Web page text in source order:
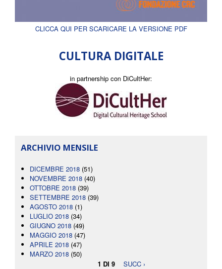
CLICCA QUI PER SCARICARE LA VERSIONE PDF
CULTURA DIGITALE
in partnership con DiCultHer:
ARCHIVIO MENSILE
DICEMBRE 2018 (51)
NOVEMBRE 2018 (40)
OTTOBRE 2018 (39)
SETTEMBRE 2018 (39)
AGOSTO 2018 (1)
LUGLIO 2018 (34)
GIUGNO 2018 (49)
MAGGIO 2018 (47)
APRILE 2018 (47)
MARZO 2018 (50)
1 DI 9
SUCC ›